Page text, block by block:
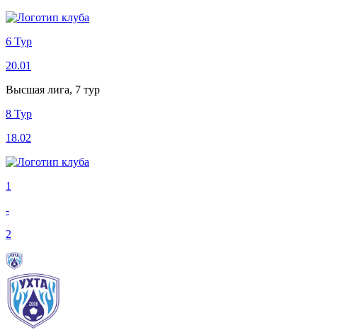
6 Тур
20.01
Высшая лига, 7 тур
8 Тур
18.02
1
-
2